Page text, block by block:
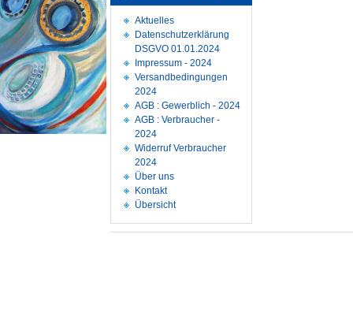
Aktuelles
Datenschutzerklärung
DSGVO 01.01.2024
Impressum - 2024
Versandbedingungen
2024
AGB : Gewerblich - 2024
AGB : Verbraucher -
2024
Widerruf Verbraucher
2024
Über uns
Kontakt
Übersicht